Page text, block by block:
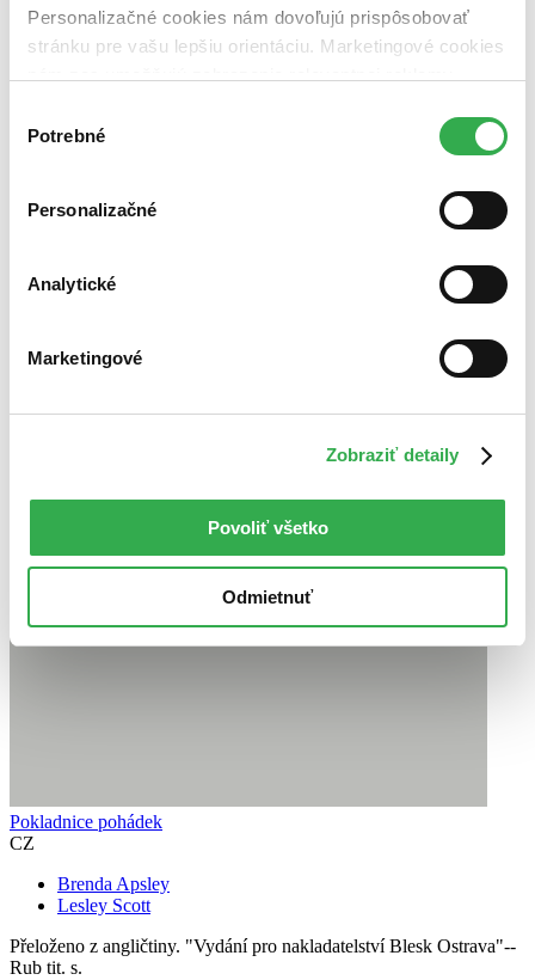
Personalizačné cookies nám dovoľujú prispôsobovať
stránku pre vašu lepšiu orientáciu. Marketingové cookies
nám pomohlo, keby sme mohli používať všetky tieto
súhlasu
Potrebné
Personalizačné
Analytické
Marketingové
Zobraziť detaily
Povoliť všetko
Odmietnuť
Použité filtre
Zrušiť filtre
V českom jazyku
Pokladnice pohádek
CZ
Brenda Apsley
Lesley Scott
Přeloženo z angličtiny. "Vydání pro nakladatelství Blesk Ostrava"--
Rub tit. s.